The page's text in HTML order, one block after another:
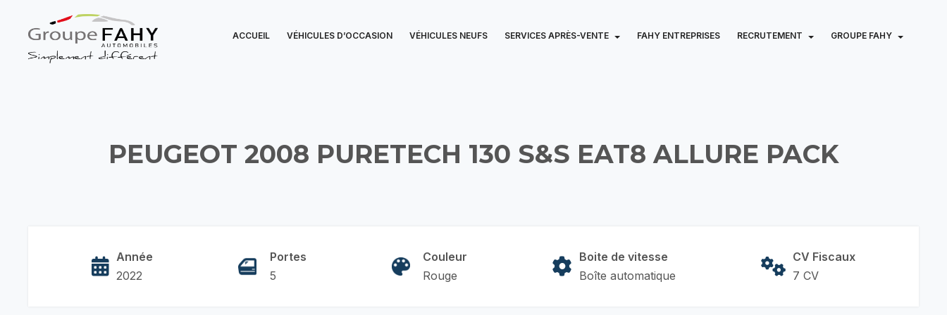
ACCUEIL VÉHICULES D’OCCASION VÉHICULES NEUFS SERVICES APRÈS-VENTE FAHY ENTREPRISES RECRUTEMENT GROUPE FAHY
PEUGEOT 2008 PURETECH 130 S&S EAT8 ALLURE PACK
Année
2022
Portes
5
Couleur
Rouge
Boite de vitesse
Boîte automatique
CV Fiscaux
7 CV